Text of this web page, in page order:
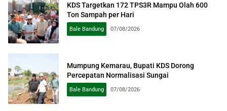
KDS Targetkan 172 TPS3R Mampu Olah 600
Ton Sampah per Hari
Bale Bandung 07/08/2026
Mumpung Kemarau, Bupati KDS Dorong
Percepatan Normalisasi Sungai
Bale Bandung 07/08/2026